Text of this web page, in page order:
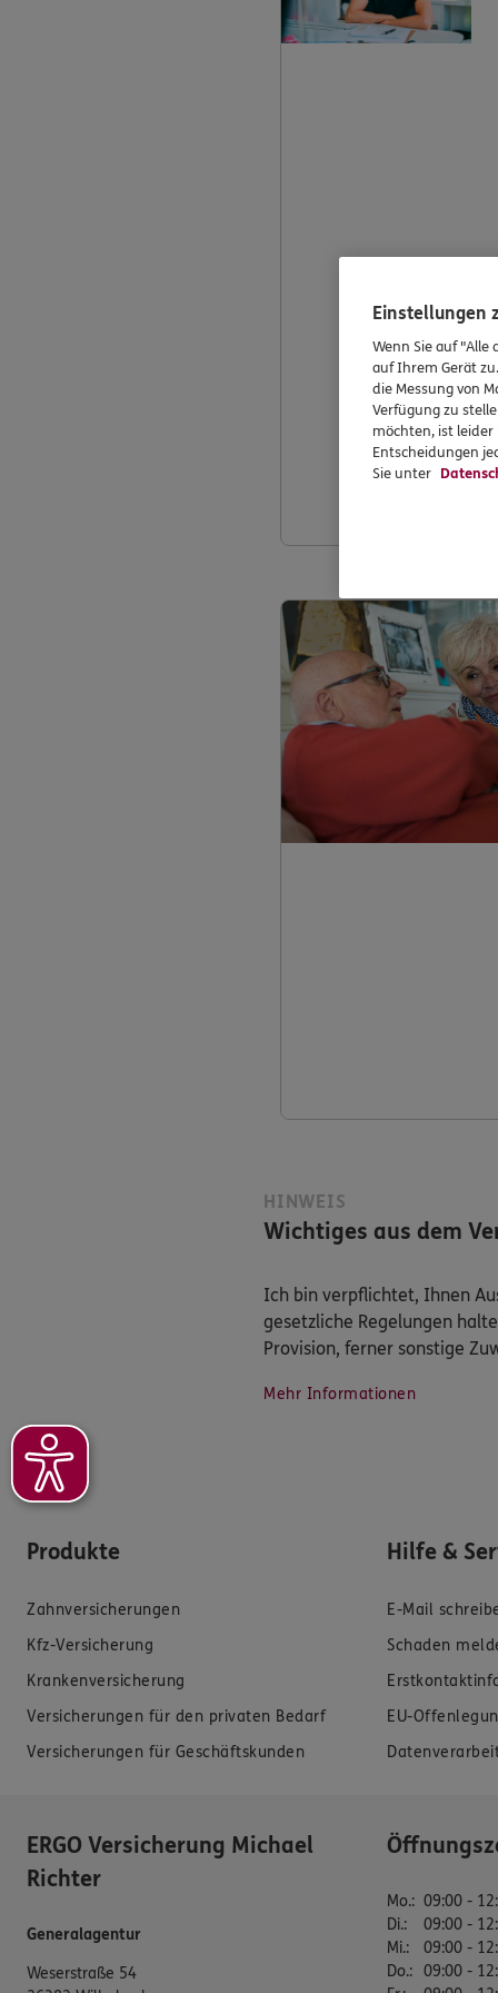
HINWEIS
Wichtiges aus dem
Ich bin verpflichtet, Ihnen
gesetzliche Regelungen
Provision, ferner sonstige
Mehr Informationen
Produkte
Zahnversicherungen
Kfz-Versicherung
Krankenversicherung
Versicherungen für den privaten Bedarf
Versicherungen für Geschäftskunden
Hilfe &
E-Mail
Schaden
EU-
ERGO Versicherung Michael
Richter
Generalagentur
Weserstraße 54
Mo.: 09:00 -
Di.:
09:00 -
Mi.:
09:00 -
Do.: 09:00 -
Einstellungen
Wenn Sie auf "Alle
auf Ihrem Gerät
die Messung von
Verfügung zu
möchten, ist leider
Entscheidungen
Sie unter